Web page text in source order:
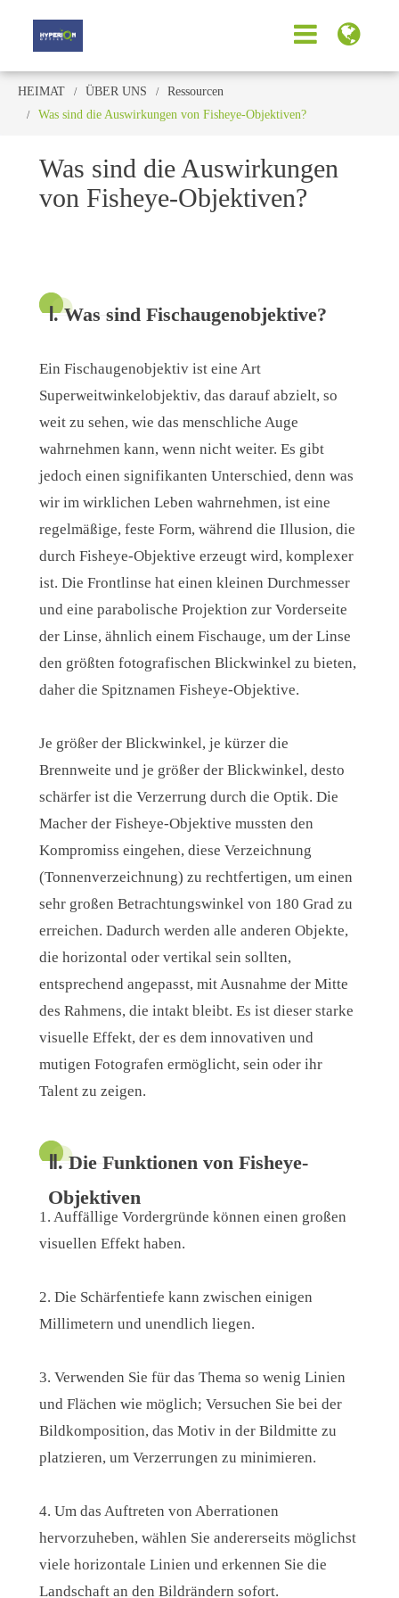
HEIMAT ÜBER UNS
Ressourcen
Was sind die Auswirkungen von Fisheye-Objektiven?
Was sind die Auswirkungen
von Fisheye-Objektiven?
Ⅰ. Was sind Fischaugenobjektive?
Ein Fischaugenobjektiv ist eine Art
Superweitwinkelobjektiv, das darauf abzielt, so
weit zu sehen, wie das menschliche Auge
wahrnehmen kann, wenn nicht weiter. Es gibt
jedoch einen signifikanten Unterschied, denn was
wir im wirklichen Leben wahrnehmen, ist eine
regelmäßige, feste Form, während die Illusion, die
durch Fisheye-Objektive erzeugt wird, komplexer
ist. Die Frontlinse hat einen kleinen Durchmesser
und eine parabolische Projektion zur Vorderseite
der Linse, ähnlich einem Fischauge, um der Linse
den größten fotografischen Blickwinkel zu bieten,
daher die Spitznamen Fisheye-Objektive.
Je größer der Blickwinkel, je kürzer die
Brennweite und je größer der Blickwinkel, desto
schärfer ist die Verzerrung durch die Optik. Die
Macher der Fisheye-Objektive mussten den
Kompromiss eingehen, diese Verzeichnung
(Tonnenverzeichnung) zu rechtfertigen, um einen
sehr großen Betrachtungswinkel von 180 Grad zu
erreichen. Dadurch werden alle anderen Objekte,
die horizontal oder vertikal sein sollten,
entsprechend angepasst, mit Ausnahme der Mitte
des Rahmens, die intakt bleibt. Es ist dieser starke
visuelle Effekt, der es dem innovativen und
mutigen Fotografen ermöglicht, sein oder ihr
Talent zu zeigen.
Ⅱ. Die Funktionen von Fisheye-
Objektiven
1. Auffällige Vordergründe können einen großen
visuellen Effekt haben.
2. Die Schärfentiefe kann zwischen einigen
Millimetern und unendlich liegen.
3. Verwenden Sie für das Thema so wenig Linien
und Flächen wie möglich; Versuchen Sie bei der
Bildkomposition, das Motiv in der Bildmitte zu
platzieren, um Verzerrungen zu minimieren.
4. Um das Auftreten von Aberrationen
hervorzuheben, wählen Sie andererseits möglichst
viele horizontale Linien und erkennen Sie die
Landschaft an den Bildrändern sofort.